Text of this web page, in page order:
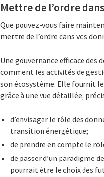
Mettre de l’ordre
Que pouvez-vous faire
mettre de l’ordre dans vos
Une gouvernance efficace
comment les activités de
son écosystème. Elle fournit
grâce à une vue détaillée,
d’envisager le rôle des
transition énergétique;
de prendre en compte le
de passer d’un paradigme
pourrait être le choix des